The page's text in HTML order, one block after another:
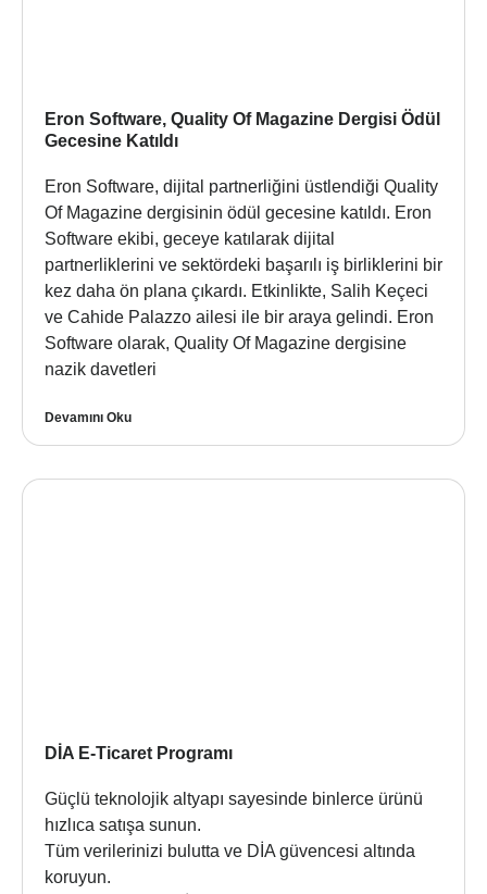
Eron Software, Quality Of Magazine Dergisi Ödül
Gecesine Katıldı
Eron Software, dijital partnerliğini üstlendiği Quality
Of Magazine dergisinin ödül gecesine katıldı. Eron
Software ekibi, geceye katılarak dijital
partnerliklerini ve sektördeki başarılı iş birliklerini bir
kez daha ön plana çıkardı. Etkinlikte, Salih Keçeci
ve Cahide Palazzo ailesi ile bir araya gelindi. Eron
Software olarak, Quality Of Magazine dergisine
nazik davetleri
Devamını Oku
DİA E-Ticaret Programı
Güçlü teknolojik altyapı sayesinde binlerce ürünü
hızlıca satışa sunun.
Tüm verilerinizi bulutta ve DİA güvencesi altında
koruyun.